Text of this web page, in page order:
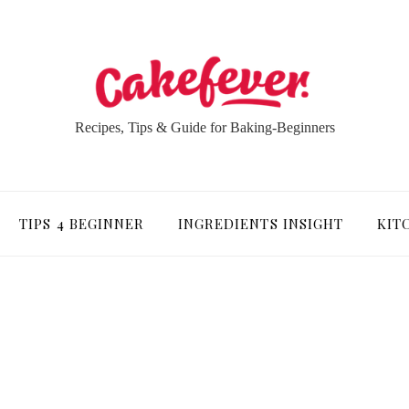
Recipes, Tips & Guide for Baking-Beginners
TIPS 4 BEGINNER INGREDIENTS INSIGHT